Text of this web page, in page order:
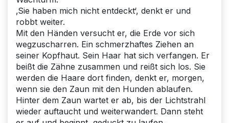
‚Sie haben mich nicht entdeckt‘, denkt er und
robbt weiter.
Mit den Händen versucht er, die Erde vor sich
wegzuscharren. Ein schmerzhaftes Ziehen an
seiner Kopfhaut. Sein Haar hat sich verfangen. Er
beißt die Zähne zusammen und reißt sich los. Sie
werden die Haare dort finden, denkt er, morgen,
wenn sie den Zaun mit den Hunden ablaufen.
Hinter dem Zaun wartet er ab, bis der Lichtstrahl
wieder auftaucht und weiterwandert. Dann steht